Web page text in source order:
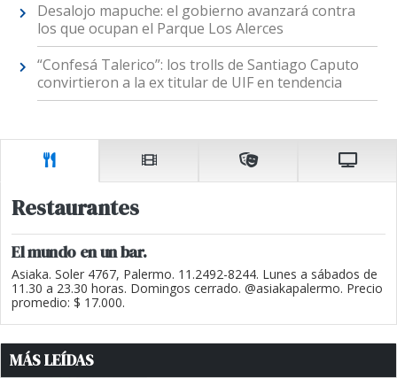
Desalojo mapuche: el gobierno avanzará contra
los que ocupan el Parque Los Alerces
“Confesá Talerico”: los trolls de Santiago Caputo
convirtieron a la ex titular de UIF en tendencia
Restaurantes
El mundo en un bar.
Asiaka. Soler 4767, Palermo. 11.2492-8244. Lunes a sábados de
11.30 a 23.30 horas. Domingos cerrado. @asiakapalermo. Precio
promedio: $ 17.000.
MÁS LEÍDAS